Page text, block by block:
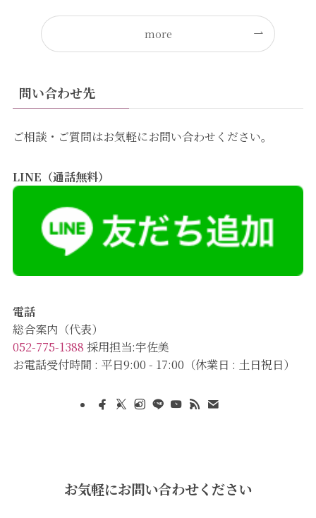
more
問い合わせ先
ご相談・ご質問はお気軽にお問い合わせください。
LINE（通話無料）
電話
総合案内（代表）
052-775-1388 採用担当:宇佐美
お電話受付時間 : 平日9:00 - 17:00（休業日 : 土日祝日）
お気軽にお問い合わせください